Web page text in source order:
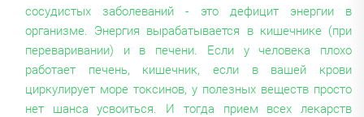
сосудистых заболеваний - это дефицит энергии в
организме. Энергия вырабатывается в кишечнике (при
переваривании) и в печени. Если у человека плохо
работает печень, кишечник, если в вашей крови
циркулирует море токсинов, у полезных веществ просто
нет шанса усвоиться. И тогда прием всех лекарств